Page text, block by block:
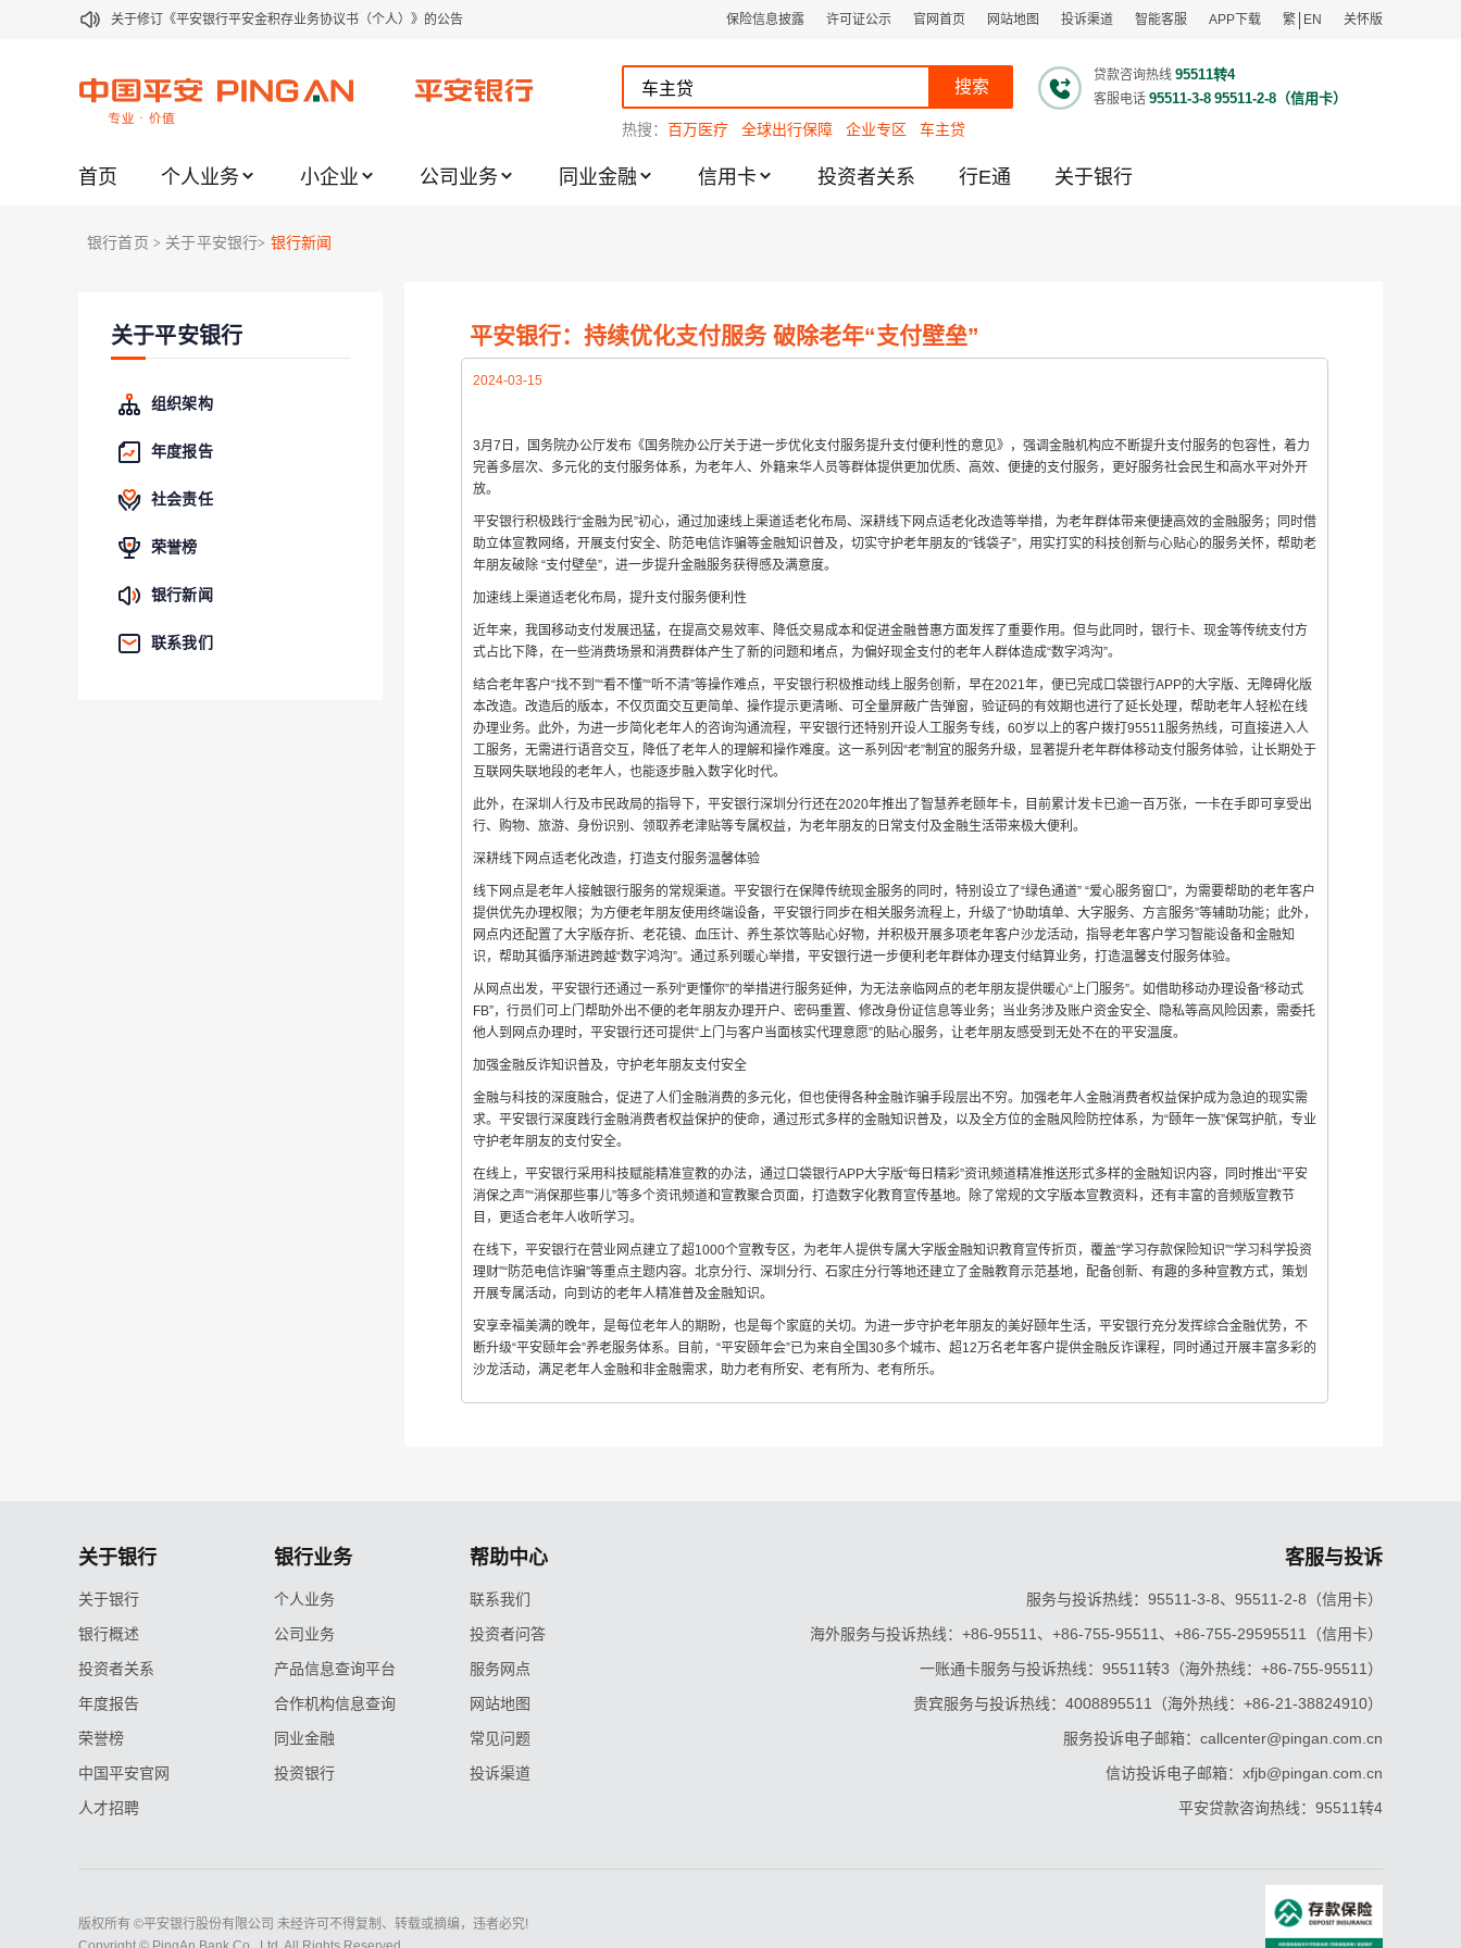
关于修订《平安银行平安金积存业务协议书（个人）》的公告
关于2021年劳动节期间代理贵金属业务风险提示的通知
关于加强代理贵金属业务风险防范的提示
关于进一步加强代理贵金属业务风险防范的提示
关于平安银行电子版信用卡更名为平安银行数字信用卡的公告
保险信息披露 许可证公示 官网首页 网站地图 投诉渠道 智能客服 APP下载 繁 EN 关怀版
搜索
贷款咨询热线 95511转4
客服电话 95511-3-8 95511-2-8（信用卡）
热搜： 百万医疗 全球出行保障 企业专区 车主贷
首页 个人业务 小企业 公司业务 同业金融 信用卡 投资者关系 行E通 关于银行
银行首页 > 关于平安银行> 银行新闻
关于平安银行
组织架构
年度报告
社会责任
荣誉榜
银行新闻
联系我们
平安银行：持续优化支付服务 破除老年“支付壁垒”
2024-03-15
3月7日，国务院办公厅发布《国务院办公厅关于进一步优化支付服务提升支付便利性的意见》，强调金融机构应不断提升支付服务的包容性，着力
完善多层次、多元化的支付服务体系，为老年人、外籍来华人员等群体提供更加优质、高效、便捷的支付服务，更好服务社会民生和高水平对外开
放。
平安银行积极践行“金融为民”初心，通过加速线上渠道适老化布局、深耕线下网点适老化改造等举措，为老年群体带来便捷高效的金融服务；同时借
助立体宣教网络，开展支付安全、防范电信诈骗等金融知识普及，切实守护老年朋友的“钱袋子”，用实打实的科技创新与心贴心的服务关怀，帮助老
年朋友破除 “支付壁垒”，进一步提升金融服务获得感及满意度。
加速线上渠道适老化布局，提升支付服务便利性
近年来，我国移动支付发展迅猛，在提高交易效率、降低交易成本和促进金融普惠方面发挥了重要作用。但与此同时，银行卡、现金等传统支付方
式占比下降，在一些消费场景和消费群体产生了新的问题和堵点，为偏好现金支付的老年人群体造成“数字鸿沟”。
结合老年客户“找不到”“看不懂”“听不清”等操作难点，平安银行积极推动线上服务创新，早在2021年，便已完成口袋银行APP的大字版、无障碍化版
本改造。改造后的版本，不仅页面交互更简单、操作提示更清晰、可全量屏蔽广告弹窗，验证码的有效期也进行了延长处理，帮助老年人轻松在线
办理业务。此外，为进一步简化老年人的咨询沟通流程，平安银行还特别开设人工服务专线，60岁以上的客户拨打95511服务热线，可直接进入人
工服务，无需进行语音交互，降低了老年人的理解和操作难度。这一系列因“老”制宜的服务升级，显著提升老年群体移动支付服务体验，让长期处于
互联网失联地段的老年人，也能逐步融入数字化时代。
此外，在深圳人行及市民政局的指导下，平安银行深圳分行还在2020年推出了智慧养老颐年卡，目前累计发卡已逾一百万张，一卡在手即可享受出
行、购物、旅游、身份识别、领取养老津贴等专属权益，为老年朋友的日常支付及金融生活带来极大便利。
深耕线下网点适老化改造，打造支付服务温馨体验
线下网点是老年人接触银行服务的常规渠道。平安银行在保障传统现金服务的同时，特别设立了“绿色通道” “爱心服务窗口”，为需要帮助的老年客户
提供优先办理权限；为方便老年朋友使用终端设备，平安银行同步在相关服务流程上，升级了“协助填单、大字服务、方言服务”等辅助功能；此外，
网点内还配置了大字版存折、老花镜、血压计、养生茶饮等贴心好物，并积极开展多项老年客户沙龙活动，指导老年客户学习智能设备和金融知
识，帮助其循序渐进跨越“数字鸿沟”。通过系列暖心举措，平安银行进一步便利老年群体办理支付结算业务，打造温馨支付服务体验。
从网点出发，平安银行还通过一系列“更懂你”的举措进行服务延伸，为无法亲临网点的老年朋友提供暖心“上门服务”。如借助移动办理设备“移动式
FB”，行员们可上门帮助外出不便的老年朋友办理开户、密码重置、修改身份证信息等业务；当业务涉及账户资金安全、隐私等高风险因素，需委托
他人到网点办理时，平安银行还可提供“上门与客户当面核实代理意愿”的贴心服务，让老年朋友感受到无处不在的平安温度。
加强金融反诈知识普及，守护老年朋友支付安全
金融与科技的深度融合，促进了人们金融消费的多元化，但也使得各种金融诈骗手段层出不穷。加强老年人金融消费者权益保护成为急迫的现实需
求。平安银行深度践行金融消费者权益保护的使命，通过形式多样的金融知识普及，以及全方位的金融风险防控体系，为“颐年一族”保驾护航，专业
守护老年朋友的支付安全。
在线上，平安银行采用科技赋能精准宣教的办法，通过口袋银行APP大字版“每日精彩”资讯频道精准推送形式多样的金融知识内容，同时推出“平安
消保之声”“消保那些事儿”等多个资讯频道和宣教聚合页面，打造数字化教育宣传基地。除了常规的文字版本宣教资料，还有丰富的音频版宣教节
目，更适合老年人收听学习。
在线下，平安银行在营业网点建立了超1000个宣教专区，为老年人提供专属大字版金融知识教育宣传折页，覆盖“学习存款保险知识”“学习科学投资
理财”“防范电信诈骗”等重点主题内容。北京分行、深圳分行、石家庄分行等地还建立了金融教育示范基地，配备创新、有趣的多种宣教方式，策划
开展专属活动，向到访的老年人精准普及金融知识。
安享幸福美满的晚年，是每位老年人的期盼，也是每个家庭的关切。为进一步守护老年朋友的美好颐年生活，平安银行充分发挥综合金融优势，不
断升级“平安颐年会”养老服务体系。目前，“平安颐年会”已为来自全国30多个城市、超12万名老年客户提供金融反诈课程，同时通过开展丰富多彩的
沙龙活动，满足老年人金融和非金融需求，助力老有所安、老有所为、老有所乐。
关于银行
关于银行
银行概述
投资者关系
年度报告
荣誉榜
中国平安官网
人才招聘
银行业务
个人业务
公司业务
产品信息查询平台
合作机构信息查询
同业金融
投资银行
帮助中心
联系我们
投资者问答
服务网点
网站地图
常见问题
投诉渠道
客服与投诉
服务与投诉热线：95511-3-8、95511-2-8（信用卡）
海外服务与投诉热线：+86-95511、+86-755-95511、+86-755-29595511（信用卡）
一账通卡服务与投诉热线：95511转3（海外热线：+86-755-95511）
贵宾服务与投诉热线：4008895511（海外热线：+86-21-38824910）
服务投诉电子邮箱：callcenter@pingan.com.cn
信访投诉电子邮箱：xfjb@pingan.com.cn
平安贷款咨询热线：95511转4
版权所有 ©平安银行股份有限公司 未经许可不得复制、转载或摘编，违者必究!